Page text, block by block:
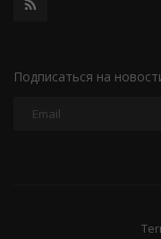
Подписаться на